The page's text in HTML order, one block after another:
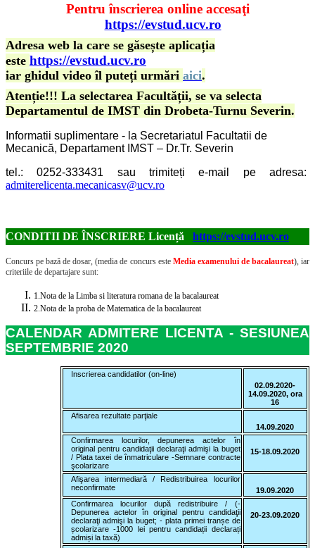
Pentru înscrierea online accesaţi
https://evstud.ucv.ro
Adresa web la care se găsește aplicația
este https://evstud.ucv.ro
iar ghidul video îl puteți urmări aici.
Atenție!!! La selectarea Facultății, se va selecta
Departamentul de IMST din Drobeta-Turnu Severin.
Informatii suplimentare - la Secretariatul Facultatii de
Mecanică, Departament IMST – Dr.Tr. Severin
tel.: 0252-333431 sautrimiteți e-mail pe adresa:
admiterelicenta.mecanicasv@ucv.ro
CONDITII DE ÎNSCRIERE Licență https://evstud.ucv.ro
Concurs pe bază de dosar, (media de concurs este Media examenului de bacalaureat), iar
criteriile de departajare sunt:
1. Nota de la Limba si literatura romana de la bacalaureat
2. Nota de la proba de Matematica de la bacalaureat
CALENDAR ADMITERE LICENTA - SESIUNEA
SEPTEMBRIE 2020
Inscrierea candidatilor (on-line)
02.09.2020-
14.09.2020, ora
16
Afisarea rezultate parţiale
14.09.2020
Confirmarea locurilor, depunerea actelor în
original pentru candidaţii declaraţi admişi la buget
/ Plata taxei de înmatriculare -Semnare contracte
şcolarizare
15-18.09.2020
Afişarea intermediară / Redistribuirea locurilor
neconfirmate
19.09.2020
Confirmarea locurilor după redistribuire / (-
Depunerea actelor în original pentru candidaţii
declaraţi admişi la buget; - plata primei tranșe de
școlarizare -1000 lei pentru candidații declarați
admiși la taxă)
20-23.09.2020